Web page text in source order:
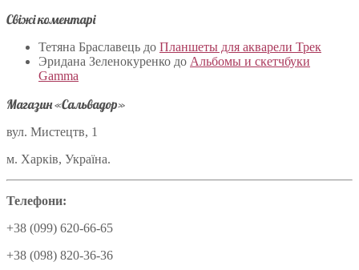
Свіжі коментарі
Тетяна Браславець до Планшеты для акварели Трек
Эридана Зеленокуренко до Альбомы и скетчбуки
Gamma
Магазин «Сальвадор»
вул. Мистецтв, 1
м. Харків, Україна.
Телефони:
+38 (099) 620-66-65
+38 (098) 820-36-36